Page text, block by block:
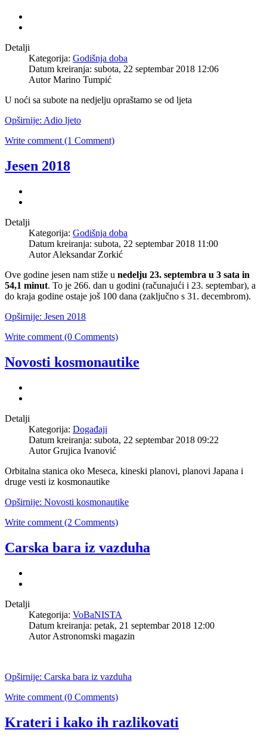
Detalji
Kategorija: Godišnja doba
Datum kreiranja: subota, 22 septembar 2018 12:06
AutorMarino Tumpić
U noći sa subote na nedjelju opraštamo se od ljeta
Opširnije: Adio ljeto
Write comment (1 Comment)
Jesen 2018
Detalji
Kategorija: Godišnja doba
Datum kreiranja: subota, 22 septembar 2018 11:00
AutorAleksandar Zorkić
Ove godine jesen nam stiže u nedelju 23. septembra u 3 sata in
54,1 minut. To je 266. dan u godini (računajući i 23. septembar), a
do kraja godine ostaje još 100 dana (zaključno s 31. decembrom).
Opširnije: Jesen 2018
Write comment (0 Comments)
Novosti kosmonautike
Detalji
Kategorija: Događaji
Datum kreiranja: subota, 22 septembar 2018 09:22
AutorGrujica Ivanović
Orbitalna stanica oko Meseca, kineski planovi, planovi Japana i
druge vesti iz kosmonautike
Opširnije: Novosti kosmonautike
Write comment (2 Comments)
Carska bara iz vazduha
Detalji
Kategorija: VoBaNISTA
Datum kreiranja: petak, 21 septembar 2018 12:00
AutorAstronomski magazin
Opširnije: Carska bara iz vazduha
Write comment (0 Comments)
Krateri i kako ih razlikovati